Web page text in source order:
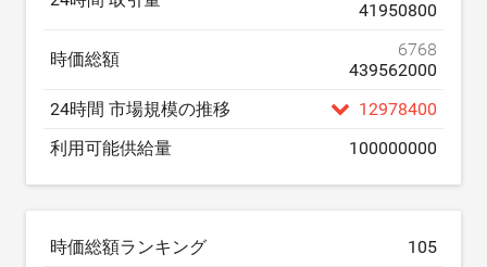
41950800
時価総額
6768
439562000
24時間 市場規模の推移
12978400
利用可能供給量
100000000
時価総額ランキング
105